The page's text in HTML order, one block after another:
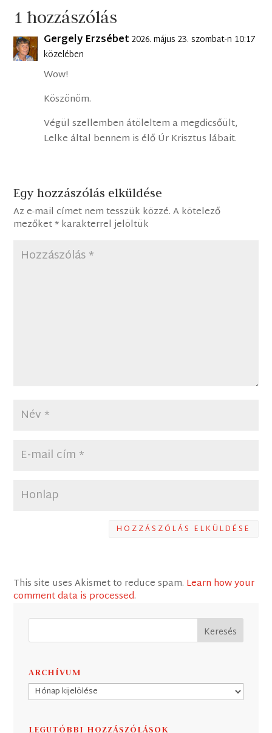
1 hozzászólás
Gergely Erzsébet2026. május 23. szombat-n 10:17
közelében
Wow!
Köszönöm.
Végül szellemben átöleltem a megdicsőült,
Lelke által bennem is élő Úr Krisztus lábait.
Egy hozzászólás elküldése
Az e-mail címet nem tesszük közzé. A kötelező
mezőket*karakterrel jelöltük
HOZZÁSZÓLÁS ELKÜLDÉSE
This site uses Akismet to reduce spam. Learn how your
comment data is processed.
ARCHÍVUM
Archívum
LEGUTÓBBI HOZZÁSZÓLÁSOK